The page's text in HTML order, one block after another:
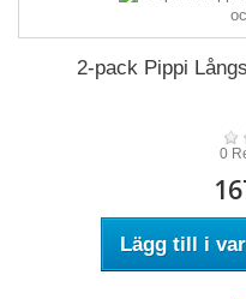
2-pack Pippi
0
Lägg till i